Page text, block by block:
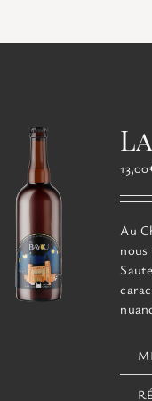
13,00
Au